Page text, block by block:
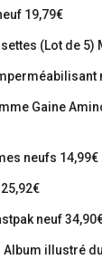
19,79€
(Lot de 5)
Gaine
neufs 14,99€
neuf
illustré